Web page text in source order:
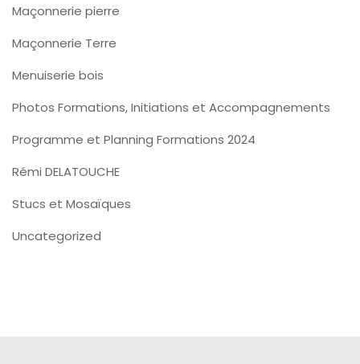
Maçonnerie pierre
Maçonnerie Terre
Menuiserie bois
Photos Formations, Initiations et Accompagnements
Programme et Planning Formations 2024
Rémi DELATOUCHE
Stucs et Mosaïques
Uncategorized